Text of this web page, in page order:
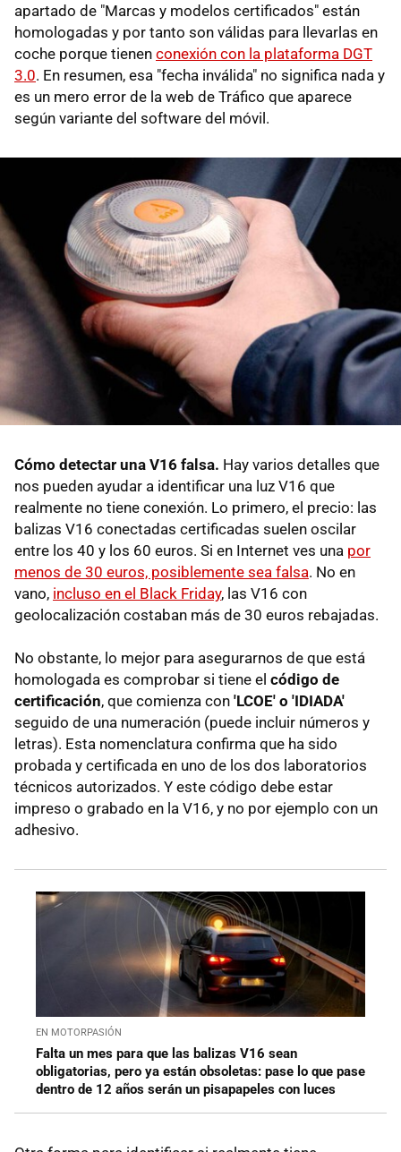
apartado de "Marcas y modelos certificados" están
homologadas y por tanto son válidas para llevarlas en
coche porque tienen conexión con la plataforma DGT
3.0. En resumen, esa "fecha inválida" no significa nada y
es un mero error de la web de Tráfico que aparece
según variante del software del móvil.
Cómo detectar una V16 falsa. Hay varios detalles que
nos pueden ayudar a identificar una luz V16 que
realmente no tiene conexión. Lo primero, el precio: las
balizas V16 conectadas certificadas suelen oscilar
entre los 40 y los 60 euros. Si en Internet ves una por
menos de 30 euros, posiblemente sea falsa. No en
vano, incluso en el Black Friday, las V16 con
geolocalización costaban más de 30 euros rebajadas.
No obstante, lo mejor para asegurarnos de que está
homologada es comprobar si tiene el código de
certificación, que comienza con 'LCOE' o 'IDIADA'
seguido de una numeración (puede incluir números y
letras). Esta nomenclatura confirma que ha sido
probada y certificada en uno de los dos laboratorios
técnicos autorizados. Y este código debe estar
impreso o grabado en la V16, y no por ejemplo con un
adhesivo.
EN MOTORPASIÓN
Falta un mes para que las balizas V16 sean
obligatorias, pero ya están obsoletas: pase lo que pase
dentro de 12 años serán un pisapapeles con luces